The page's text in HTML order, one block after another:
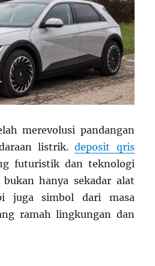
Optimal
merevolusi pandangan
listrik.deposit qris
futuristik dan teknologi
hanya sekadar alat
juga simbol dari masa
ramah lingkungan dan